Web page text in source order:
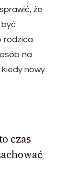
że
rodzica.
na
nowy
czas